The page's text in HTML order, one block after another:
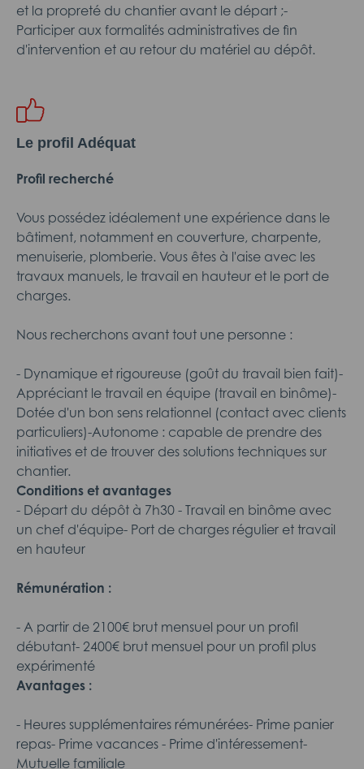
et la propreté du chantier avant le départ ;-
Participer aux formalités administratives de fin
d'intervention et au retour du matériel au dépôt.
Le profil Adéquat
Profil recherché
Vous possédez idéalement une expérience dans le
bâtiment, notamment en couverture, charpente,
menuiserie, plomberie. Vous êtes à l'aise avec les
travaux manuels, le travail en hauteur et le port de
charges.
Nous recherchons avant tout une personne :
- Dynamique et rigoureuse (goût du travail bien fait)-
Appréciant le travail en équipe (travail en binôme)-
Dotée d'un bon sens relationnel (contact avec clients
particuliers)-Autonome : capable de prendre des
initiatives et de trouver des solutions techniques sur
chantier.
Conditions et avantages
- Départ du dépôt à 7h30 - Travail en binôme avec
un chef d'équipe- Port de charges régulier et travail
en hauteur
Rémunération :
- A partir de 2100€ brut mensuel pour un profil
débutant- 2400€ brut mensuel pour un profil plus
expérimenté
Avantages :
- Heures supplémentaires rémunérées- Prime panier
repas- Prime vacances - Prime d'intéressement-
Mutuelle familiale